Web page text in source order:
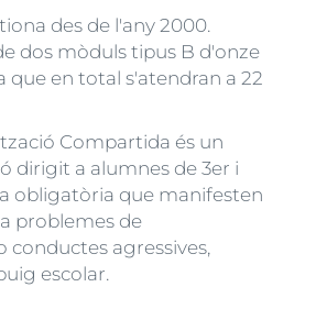
des de l'any 2000.
dos mòduls tipus B d'onze
que en total s'atendran a 22
Compartida és un
dirigit a alumnes de 3er i
obligatòria que manifesten
problemes de
agressives,
escolar.